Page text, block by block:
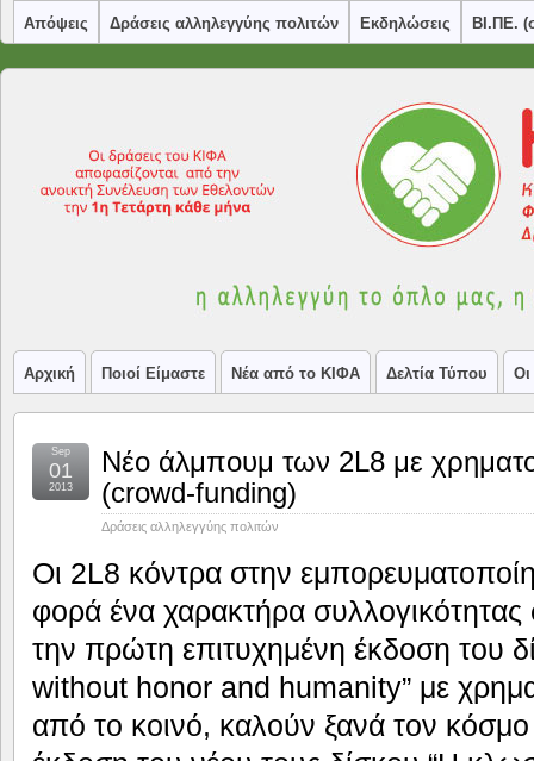
Απόψεις Δράσεις αλληλεγγύης πολιτών Εκδηλώσεις ΒΙ.ΠΕ.
Αρχική Ποιοί Είμαστε Νέα από το ΚΙΦΑ Δελτία Τύπου Οι
Νέο άλμπουμ των 2L8 με
(crowd-funding)
Δράσεις αλληλεγγύης πολιτών
Sep
01
2013
Οι 2L8 κόντρα στην
φορά ένα χαρακτήρα
την πρώτη επιτυχημένη έκδοση του
without honor and humanity” με
από το κοινό, καλούν ξανά τον κόσμο